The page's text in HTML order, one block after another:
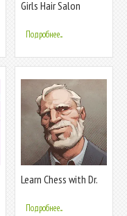
Girls Hair Salon
Подробнее...
Learn Chess with Dr.
Подробнее...